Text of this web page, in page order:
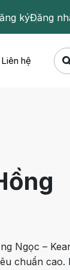
kýĐăng
Liên hệ
Ngọc –
chuẩn cao.